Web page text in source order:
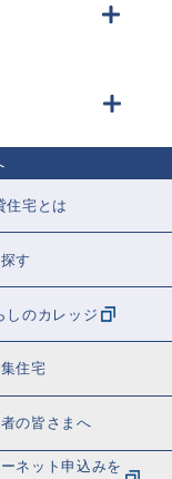
住宅とは
す
しのカレッジ
住宅
の皆さまへ
ネット申込みを